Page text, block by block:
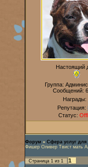
Настоящий
Группа:
Сообщений:
Награды:
Репутация:
Статус:
Форум » Сфера услуг
Фишер Оливер Твист мать
Страница 1 из 1 1